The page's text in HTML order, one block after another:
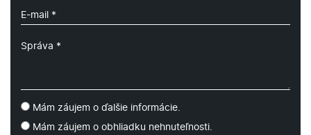
Mám záujem o ďalšie informácie.
Mám záujem o obhliadku nehnuteľnosti.